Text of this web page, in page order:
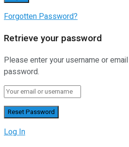
Forgotten Password?
Retrieve your password
Please enter your username or
password.
Log In